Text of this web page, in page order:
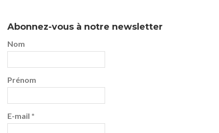
Abonnez-vous à notre newsletter
Nom
Prénom
E-mail *